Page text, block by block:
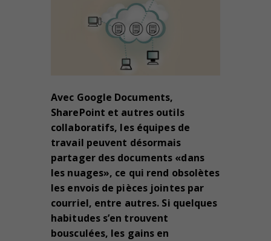
Avec Google Documents,
SharePoint et autres outils
collaboratifs, les équipes de
travail peuvent désormais
partager des documents «dans
les nuages», ce qui rend obsolètes
les envois de pièces jointes par
courriel, entre autres. Si quelques
habitudes s’en trouvent
bousculées, les gains en